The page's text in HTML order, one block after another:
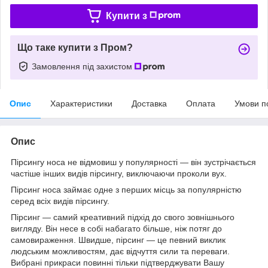
Купити з
Що таке купити з Пром?
Замовлення під захистом
Опис Характеристики Доставка Оплата Умови
Опис
Пірсингу носа не відмовиш у популярності — він зустрічається
частіше інших видів пірсингу, виключаючи проколи вух.
Пірсинг носа займає одне з перших місць за популярністю
серед всіх видів пірсингу.
Пірсинг — самий креативний підхід до свого зовнішнього
вигляду. Він несе в собі набагато більше, ніж потяг до
самовираження. Швидше, пірсинг — це певний виклик
людським можливостям, дає відчуття сили та переваги.
Вибрані прикраси повинні тільки підтверджувати Вашу